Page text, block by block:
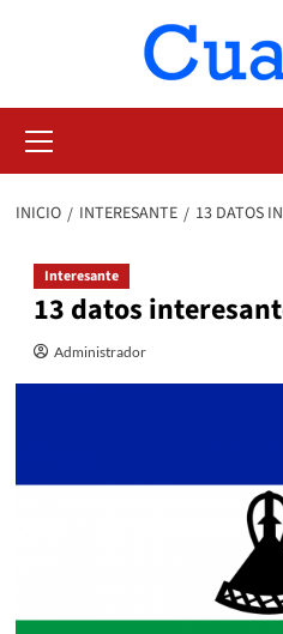
primario
INICIO INTERESANTE 13 DATOS
Interesante
13 datos
Administrador